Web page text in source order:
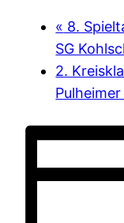
« 8.
SG
2.
Pulheimer